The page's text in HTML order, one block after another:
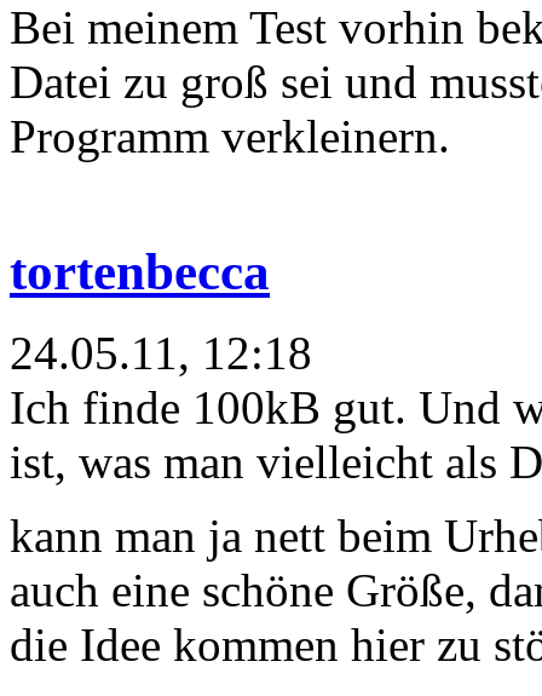
Bei meinem Test vorhin
Datei zu groß sei und
Programm verkleinern.
tortenbecca
24.05.11, 12:18
Ich finde 100kB gut. Und
ist, was man vielleicht als
kann man ja nett beim
auch eine schöne Größe,
die Idee kommen hier zu